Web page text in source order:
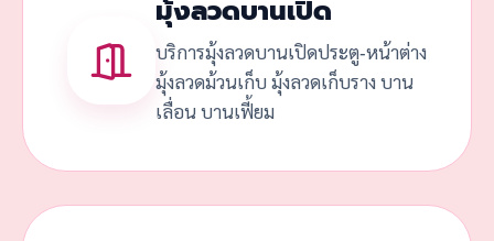
มุ้งลวดบานเปิด
บริการมุ้งลวดบานเปิดประตู-หน้าต่าง
มุ้งลวดม้วนเก็บ มุ้งลวดเก็บราง บาน
เลื่อน บานเฟี้ยม